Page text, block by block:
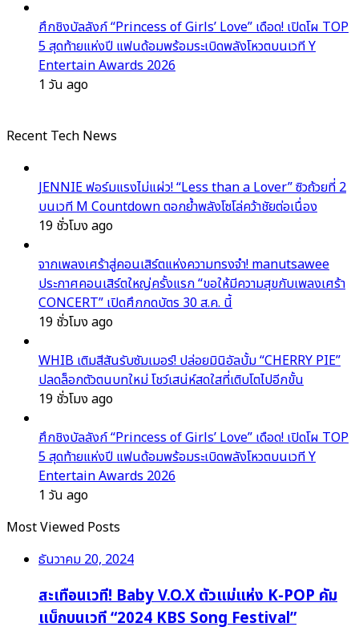
ศึกชิงบัลลังก์ “Princess of Girls’ Love” เดือด! เปิดโผ TOP
5 สุดท้ายแห่งปี แฟนด้อมพร้อมระเบิดพลังโหวตบนเวที Y
Entertain Awards 2026
1 วัน ago
Recent Tech News
JENNIE ฟอร์มแรงไม่แผ่ว! “Less than a Lover” ซิวถ้วยที่ 2
บนเวที M Countdown ตอกย้ำพลังโซโล่คว้าชัยต่อเนื่อง
19 ชั่วโมง ago
จากเพลงเศร้าสู่คอนเสิร์ตแห่งความทรงจำ! manutsawee
ประกาศคอนเสิร์ตใหญ่ครั้งแรก “ขอให้มีความสุขกับเพลงเศร้า
CONCERT” เปิดศึกกดบัตร 30 ส.ค. นี้
19 ชั่วโมง ago
WHIB เติมสีสันรับซัมเมอร์! ปล่อยมินิอัลบั้ม “CHERRY PIE”
ปลดล็อกตัวตนบทใหม่ โชว์เสน่ห์สดใสที่เติบโตไปอีกขั้น
19 ชั่วโมง ago
ศึกชิงบัลลังก์ “Princess of Girls’ Love” เดือด! เปิดโผ TOP
5 สุดท้ายแห่งปี แฟนด้อมพร้อมระเบิดพลังโหวตบนเวที Y
Entertain Awards 2026
1 วัน ago
Most Viewed Posts
ธันวาคม 20, 2024
สะเทือนเวที! Baby V.O.X ตัวแม่แห่ง K-POP คัม
แบ็กบนเวที “2024 KBS Song Festival”